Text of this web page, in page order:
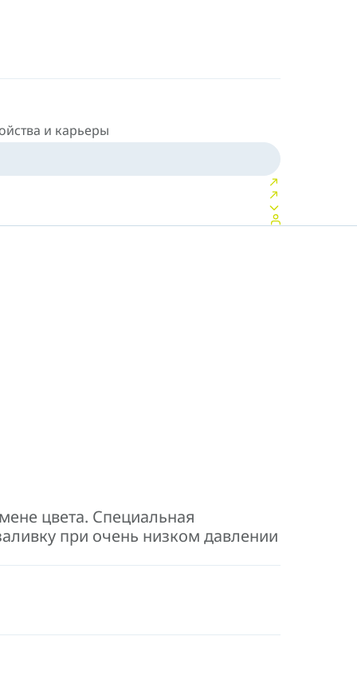
и карьеры
цвета. Специальная
при очень низком давлении